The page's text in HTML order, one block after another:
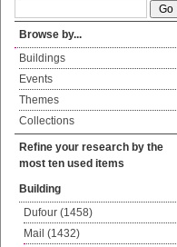
Browse by...
Buildings
Events
Themes
Collections
Refine your research by the
most ten used items
Building
Dufour (1458)
Mail (1432)